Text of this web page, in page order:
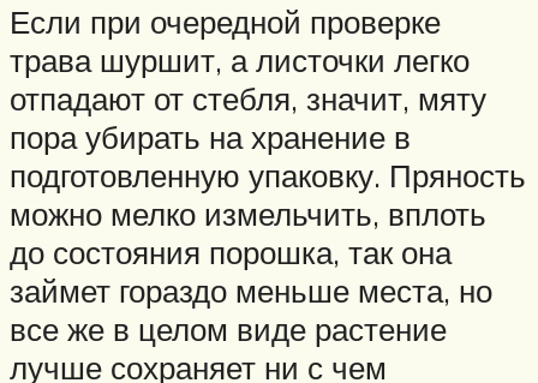
Если при очередной проверке
трава шуршит, а листочки легко
отпадают от стебля, значит, мяту
пора убирать на хранение в
подготовленную упаковку. Пряность
можно мелко измельчить, вплоть
до состояния порошка, так она
займет гораздо меньше места, но
все же в целом виде растение
лучше сохраняет ни с чем